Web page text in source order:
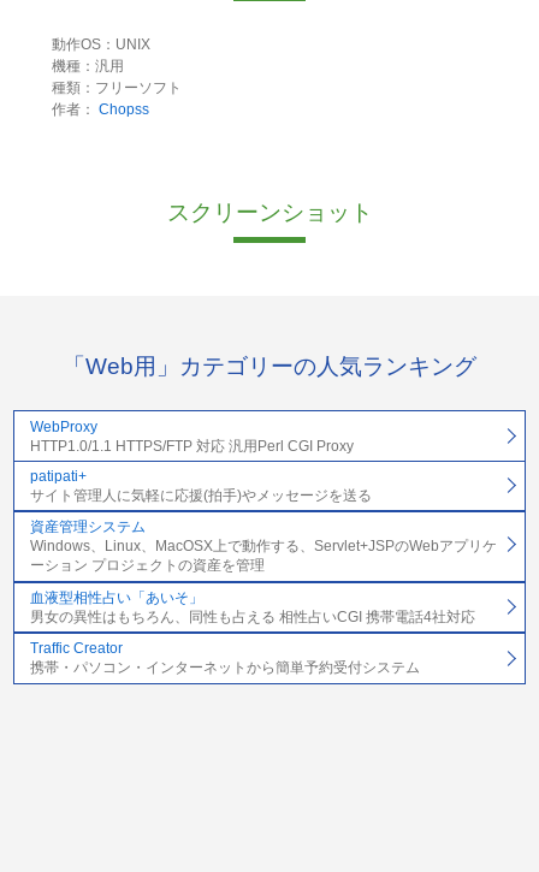
動作OS：UNIX
機種：汎用
種類：フリーソフト
作者： Chopss
スクリーンショット
「Web用」カテゴリーの人気ランキング
WebProxy
HTTP1.0/1.1 HTTPS/FTP 対応 汎用Perl CGI Proxy
patipati+
サイト管理人に気軽に応援(拍手)やメッセージを送る
資産管理システム
Windows、Linux、MacOSX上で動作する、Servlet+JSPのWebアプリケ
ーション プロジェクトの資産を管理
血液型相性占い「あいそ」
男女の異性はもちろん、同性も占える 相性占いCGI 携帯電話4社対応
Traffic Creator
携帯・パソコン・インターネットから簡単予約受付システム